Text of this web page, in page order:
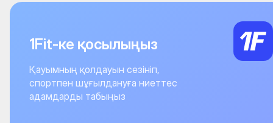
1Fit-ке қосылыңыз
Қауымның қолдауын сезініп,
спортпен шұғылдануға ниеттес
адамдарды табыңыз